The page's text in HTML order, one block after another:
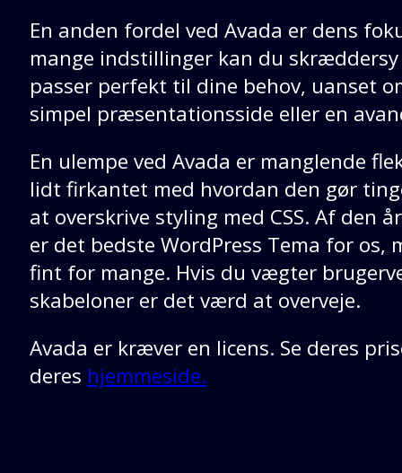
En anden fordel ved Avada er dens
mange indstillinger kan du
passer perfekt til dine behov, uanset
simpel præsentationsside eller en
En ulempe ved Avada er manglende
lidt firkantet med hvordan den gør
at overskrive styling med CSS. Af den
er det bedste WordPress Tema for
fint for mange. Hvis du vægter
skabeloner er det værd at overveje.
Avada er kræver en licens. Se deres
deres hjemmeside.